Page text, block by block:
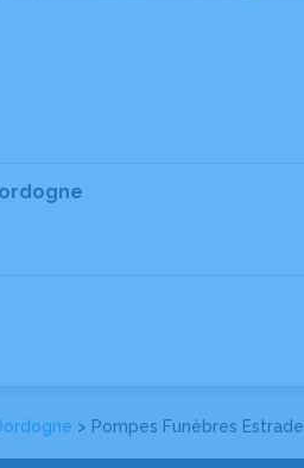
> Pompes Funèbres Estrade